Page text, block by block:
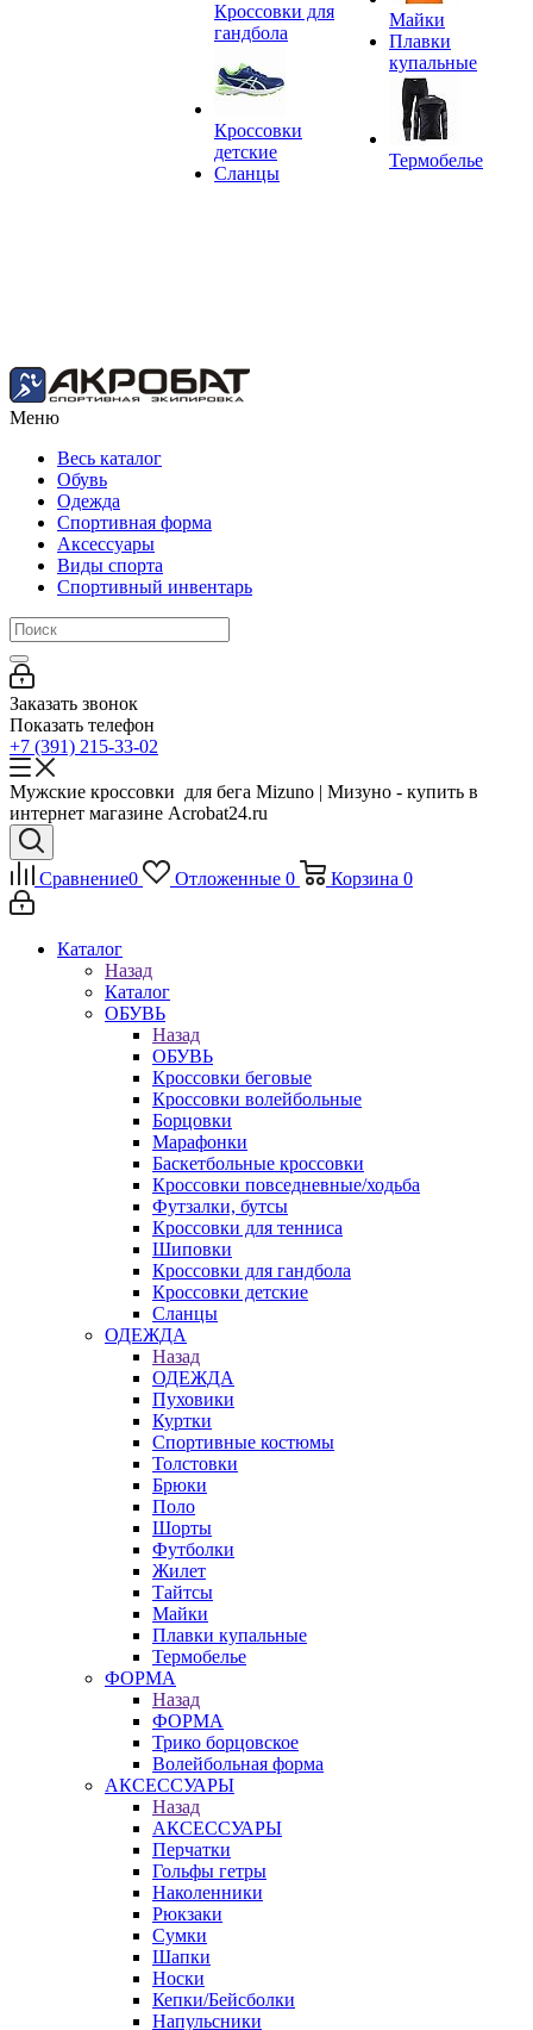
Кроссовки для
гандбола
Кроссовки
детские
Сланцы
Майки
Плавки
купальные
Термобелье
Меню
Весь каталог
Обувь
Одежда
Спортивная форма
Аксессуары
Виды спорта
Спортивный инвентарь
Заказать звонок
Показать телефон
+7 (391) 215-33-02
Мужские кроссовки для бега Mizuno | Мизуно - купить в
интернет магазине Acrobat24.ru
Сравнение0 Отложенные 0 Корзина 0
Каталог
Назад
Каталог
ОБУВЬ
Назад
ОБУВЬ
Кроссовки беговые
Кроссовки волейбольные
Борцовки
Марафонки
Баскетбольные кроссовки
Кроссовки повседневные/ходьба
Футзалки, бутсы
Кроссовки для тенниса
Шиповки
Кроссовки для гандбола
Кроссовки детские
Сланцы
ОДЕЖДА
Назад
ОДЕЖДА
Пуховики
Куртки
Спортивные костюмы
Толстовки
Брюки
Поло
Шорты
Футболки
Жилет
Тайтсы
Майки
Плавки купальные
Термобелье
ФОРМА
Назад
ФОРМА
Трико борцовское
Волейбольная форма
АКСЕССУАРЫ
Назад
АКСЕССУАРЫ
Перчатки
Гольфы гетры
Наколенники
Рюкзаки
Сумки
Шапки
Носки
Кепки/Бейсболки
Напульсники